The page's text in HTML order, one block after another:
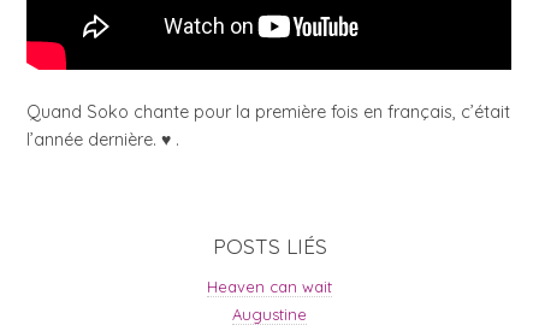
Quand Soko chante pour la première fois en français, c’était
l’année dernière. ♥ .
POSTS LIÉS
Heaven can wait
Augustine